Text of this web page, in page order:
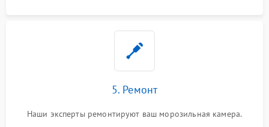
5. Ремонт
Наши эксперты ремонтируют ваш морозильная камера.